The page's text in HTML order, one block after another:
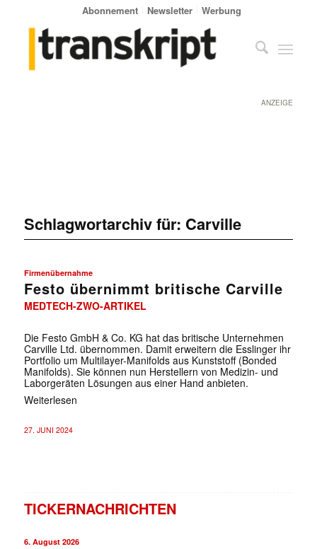
Abonnement Newsletter Werbung
ANZEIGE
Schlagwortarchiv für: Carville
Firmenübernahme
Festo übernimmt britische Carville
MEDTECH-ZWO-ARTIKEL
Die Festo GmbH & Co. KG hat das britische Unternehmen
Carville Ltd. übernommen. Damit erweitern die Esslinger ihr
Portfolio um Multilayer-Manifolds aus Kunststoff (Bonded
Manifolds). Sie können nun Herstellern von Medizin- und
Laborgeräten Lösungen aus einer Hand anbieten.
Weiterlesen
27. JUNI 2024
TICKERNACHRICHTEN
6. August 2026